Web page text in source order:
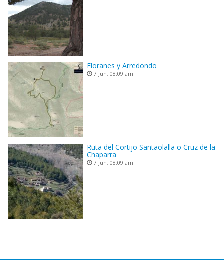
Floranes y Arredondo
7 Jun, 08:09 am
Ruta del Cortijo Santaolalla o Cruz de la
Chaparra
7 Jun, 08:09 am